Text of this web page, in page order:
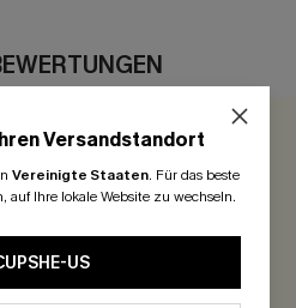
0.0
Ihre Bewertung!
Versandstandort
Vereinigte Staaten. Für das beste
auf Ihre lokale Website zu wechseln.
US